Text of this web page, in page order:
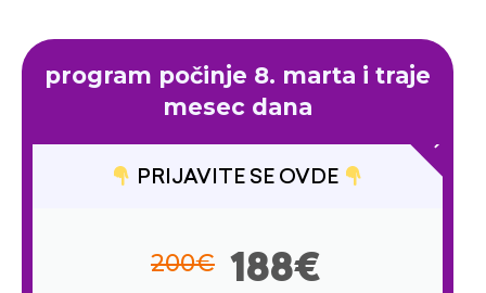
program počinje 8. marta i traje
mesec dana
PRIJAVITE SE OVDE
200€ 188€
EARLY